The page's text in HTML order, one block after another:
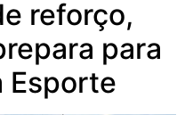
reforço,
para
Esporte